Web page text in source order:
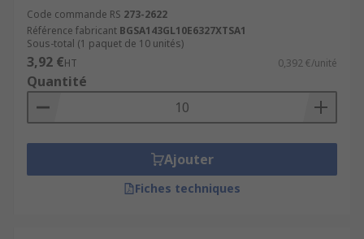
Code commande RS 273-2622
Référence fabricant BGSA143GL10E6327XTSA1
Sous-total (1 paquet de 10 unités)
3,92 €HT 0,392 €/unité
Quantité
Ajouter
Fiches techniques